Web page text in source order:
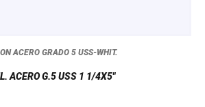
ACERO GRADO 5 USS-WHIT.
ACERO G.5 USS 1 1/4X5"